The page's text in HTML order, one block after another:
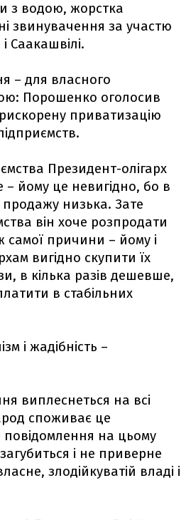
з водою, жорстка
звинувачення за участю
Саакашвілі.
– для власного
Порошенко оголосив
приватизацію
Президент-олігарх
– йому це невигідно, бо в
низька. Зате
він хоче розпродати
самої причини – йому і
вигідно скупити їх
в кілька разів дешевше,
в стабільних
і жадібність –
виплеснеться на всі
споживає це
повідомлення на цьому
і не приверне
злодійкуватій владі і